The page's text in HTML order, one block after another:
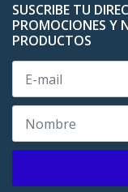
SUSCRIBE TU
PROMOCIONES Y
PRODUCTOS